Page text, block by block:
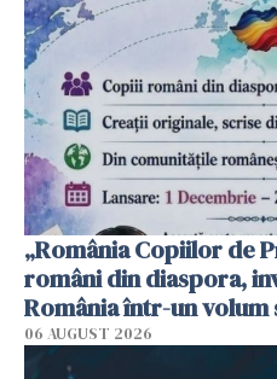
„România Copiilor de
români din diaspora,
România într-un volum
06 AUGUST 2026